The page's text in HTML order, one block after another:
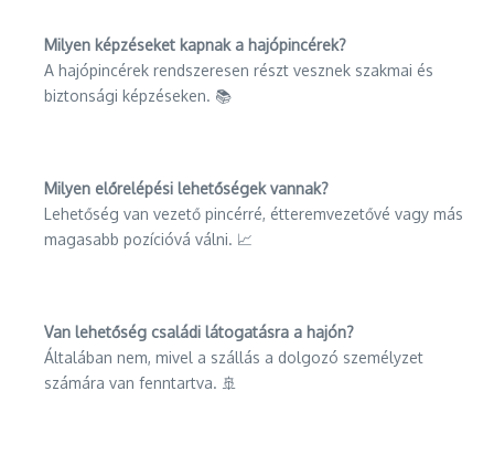
Milyen képzéseket kapnak a hajópincérek?
A hajópincérek rendszeresen részt vesznek szakmai és
biztonsági képzéseken. 📚
Milyen előrelépési lehetőségek vannak?
Lehetőség van vezető pincérré, étteremvezetővé vagy más
magasabb pozícióvá válni. 📈
Van lehetőség családi látogatásra a hajón?
Általában nem, mivel a szállás a dolgozó személyzet
számára van fenntartva. 🚢